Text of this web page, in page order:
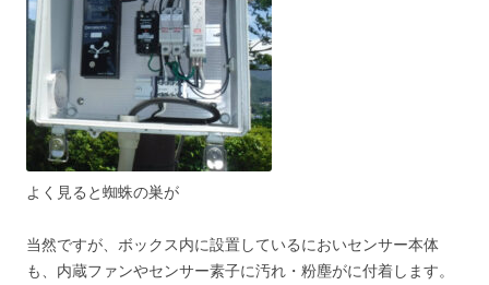
よく見ると蜘蛛の巣が
当然ですが、ボックス内に設置しているにおいセンサー本体
も、内蔵ファンやセンサー素子に汚れ・粉塵がに付着します。